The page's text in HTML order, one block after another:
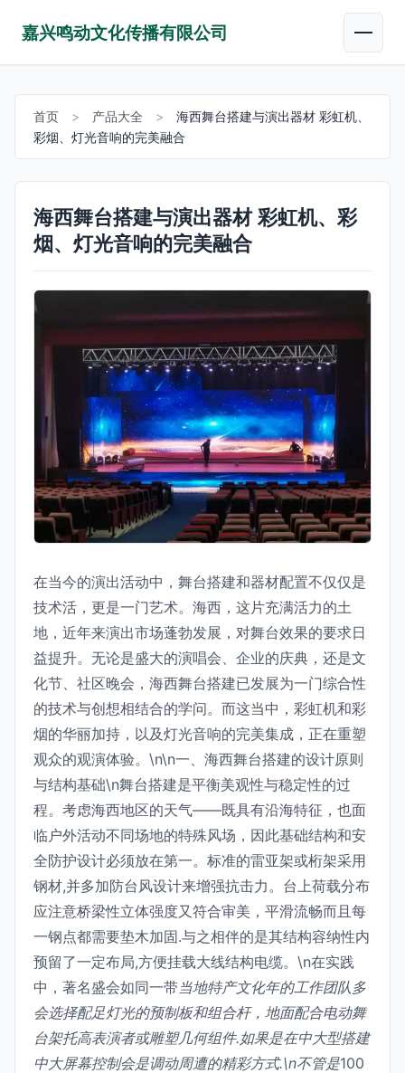
嘉兴鸣动文化传播有限公司
首页 > 产品大全 >
海西舞台搭建与演出器材 彩虹机、
彩烟、灯光音响的完美融合
海西舞台搭建与演出器材 彩虹机、彩
烟、灯光音响的完美融合
在当今的演出活动中，舞台搭建和器材配置不仅仅是
技术活，更是一门艺术。海西，这片充满活力的土
地，近年来演出市场蓬勃发展，对舞台效果的要求日
益提升。无论是盛大的演唱会、企业的庆典，还是文
化节、社区晚会，海西舞台搭建已发展为一门综合性
的技术与创想相结合的学问。而这当中，彩虹机和彩
烟的华丽加持，以及灯光音响的完美集成，正在重塑
观众的观演体验。\n\n一、海西舞台搭建的设计原则
与结构基础\n舞台搭建是平衡美观性与稳定性的过
程。考虑海西地区的天气——既具有沿海特征，也面
临户外活动不同场地的特殊风场，因此基础结构和安
全防护设计必须放在第一。标准的雷亚架或桁架采用
钢材,并多加防台风设计来增强抗击力。台上荷载分布
应注意桥梁性立体强度又符合审美，平滑流畅而且每
一钢点都需要垫木加固.与之相伴的是其结构容纳性内
预留了一定布局,方便挂载大线结构电缆。\n在实践
中，著名盛会如同一带当地特产文化年的工作团队多
会选择配足灯光的预制板和组合杆，地面配合电动舞
台架托高表演者或雕塑几何组件.如果是在中大型搭建
中大屏幕控制会是调动周遭的精彩方式.\n不管是100